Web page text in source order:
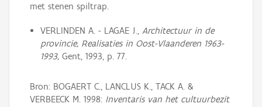
met stenen spiltrap.
VERLINDEN A. - LAGAE J., Architectuur in de
provincie, Realisaties in Oost-Vlaanderen 1963-
1993,Gent, 1993, p. 77.
Bron: BOGAERT C., LANCLUS K., TACK A. &
VERBEECK M. 1998: Inventaris van het cultuurbezit